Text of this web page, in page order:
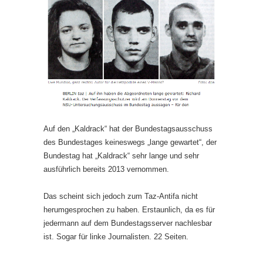
Auf den „Kaldrack“ hat der Bundestagsausschuss
des Bundestages keineswegs „lange gewartet“, der
Bundestag hat „Kaldrack“ sehr lange und sehr
ausführlich bereits 2013 vernommen.
Das scheint sich jedoch zum Taz-Antifa nicht
herumgesprochen zu haben. Erstaunlich, da es für
jedermann auf dem Bundestagsserver nachlesbar
ist. Sogar für linke Journalisten. 22 Seiten.